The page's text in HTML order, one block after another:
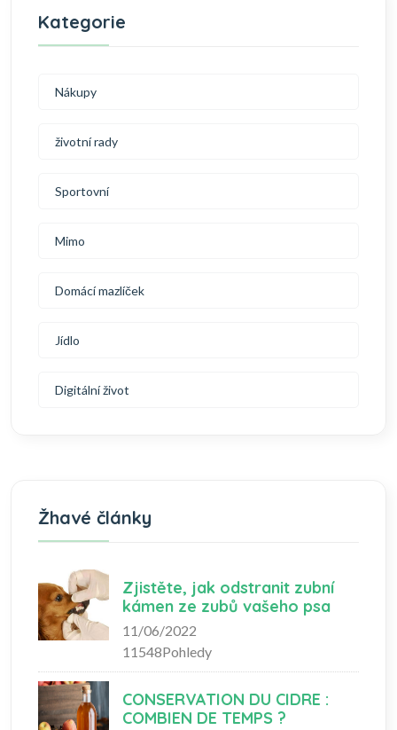
Kategorie
Nákupy
životní rady
Sportovní
Mimo
Domácí mazlíček
Jídlo
Digitální život
Žhavé články
Zjistěte, jak odstranit zubní
kámen ze zubů vašeho psa
11/06/2022
11548Pohledy
CONSERVATION DU CIDRE :
COMBIEN DE TEMPS ?